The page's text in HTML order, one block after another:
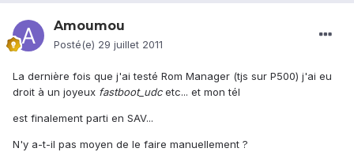
Amoumou
Posté(e) 29 juillet 2011
La dernière fois que j'ai testé Rom Manager (tjs sur P500) j'ai eu
droit à un joyeux fastboot_udcetc... et mon tél
est finalement parti en SAV...
N'y a-t-il pas moyen de le faire manuellement ?